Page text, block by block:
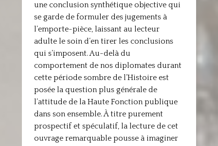
une conclusion synthétique objective qui
se garde de formuler des jugements à
l’emporte-pièce, laissant au lecteur
adulte le soin d’en tirer les conclusions
qui s’imposent. Au-delà du
comportement de nos diplomates durant
cette période sombre de l’Histoire est
posée la question plus générale de
l’attitude de la Haute Fonction publique
dans son ensemble. À titre purement
prospectif et spéculatif, la lecture de cet
ouvrage remarquable pousse à imaginer